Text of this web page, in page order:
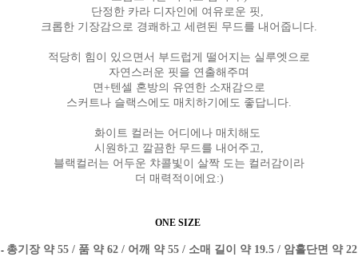
단정한 카라 디자인에 여유로운 핏,
크롭한 기장감으로 경쾌하고 세련된 무드를 내어줍니다.
적당히 힘이 있으면서 부드럽게 떨어지는 실루엣으로
자연스러운 핏을 연출해주며
면+텐셀 혼방의 유연한 소재감으로
스커트나 슬랙스에도 매치하기에도 좋답니다.
화이트 컬러는 어디에나 매치해도
시원하고 깔끔한 무드를 내어주고,
블랙컬러는 어두운 챠콜빛이 살짝 도는 컬러감이라
더 매력적이에요:)
ONE SIZE
- 총기장 약 55 / 품 약 62 / 어깨 약 55 / 소매 길이 약 19.5 / 암홀단면 약 22